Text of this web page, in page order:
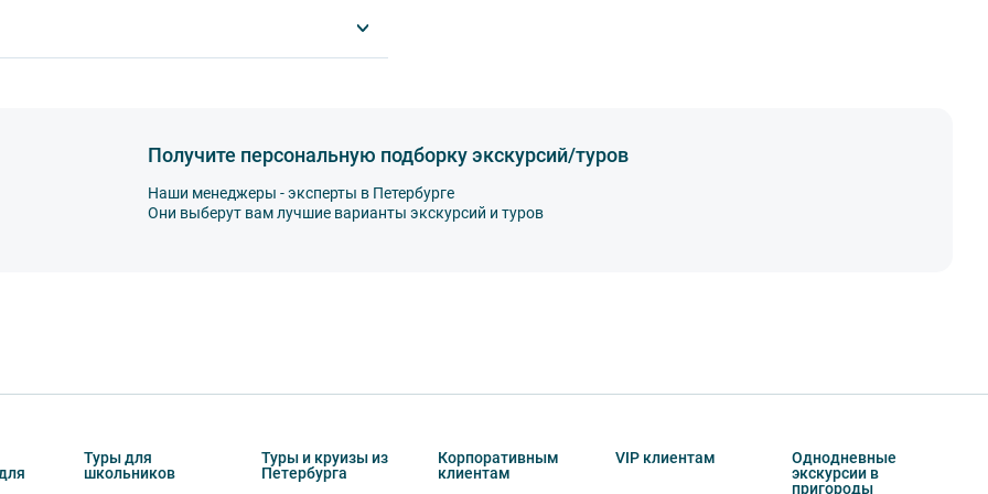
только специалистом компании. На все
оплаты в течение 3-5 дней с
“О компании”.
Получите персональную подборку экскурсий/туров
Наши менеджеры - эксперты в Петербурге
Они выберут вам лучшие варианты экскурсий и туров
Туры для
школьников
Туры и круизы из
Петербурга
Корпоративным
клиентам
VIP клиентам
Однодневные
экскурсии в
пригороды